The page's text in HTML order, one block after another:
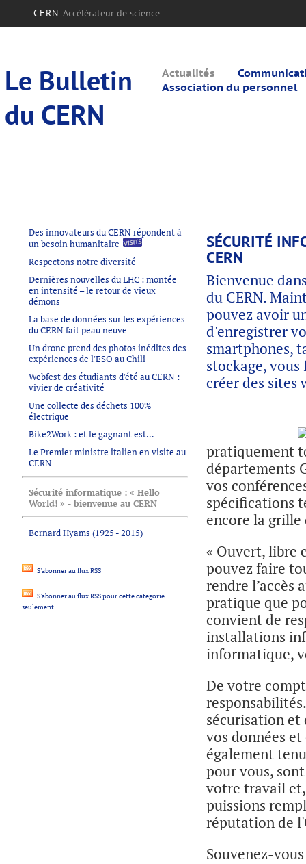
CERN Accélérateur de science
Le Bulletin
du CERN
Actualités
Association du personnel
Des innovateurs du CERN répondent à
un besoin humanitaire
Respectons notre diversité
Dernières nouvelles du LHC : montée
en intensité – le retour de vieux
démons
La base de données sur les expériences
du CERN fait peau neuve
Un drone prend des photos inédites des
expériences de l'ESO au Chili
Webfest des étudiants d'été au CERN :
vivier de créativité
Une collecte des déchets 100%
électrique
Bike2Work : et le gagnant est…
Le Premier ministre italien en visite au
CERN
Sécurité informatique : « Hello
World! » - bienvenue au CERN
Bernard Hyams (1925 - 2015)
S'abonner au flux RSS
S'abonner au flux RSS pour cette categorie
seulement
SÉCURITÉ
CERN
Bienvenue
du CERN.
pouvez avoir
d'enregistrer
smartphones,
stockage,
créer des sites
pratiquement
départements
vos
spécifications
encore la grille
« Ouvert, libre
pouvez faire
rendre l’accès
pratique que
convient de
installations
informatique,
De votre
sécurisation et
vos données et
également
pour vous,
votre travail
puissions
réputation de
Souvenez-